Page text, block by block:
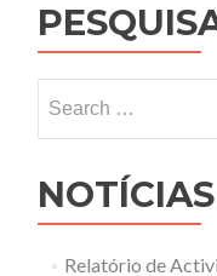
for:
Relatório de